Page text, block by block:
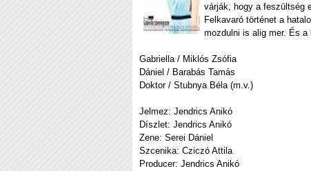
várják, hogy a feszültség
Felkavaró történet a
mozdulni is alig mer. És
Gabriella / Miklós Zsófia
Dániel / Barabás Tamás
Doktor / Stubnya Béla (m.v.)
Jelmez: Jendrics Anikó
Díszlet: Jendrics Anikó
Zene: Serei Dániel
Szcenika: Cziczó Attila
Producer: Jendrics Anikó